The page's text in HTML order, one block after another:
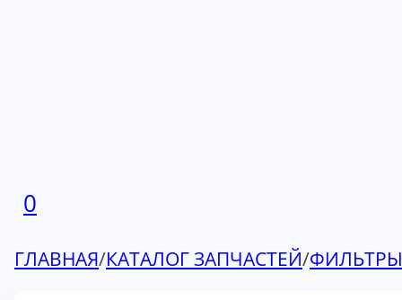
0
ГЛАВНАЯ/КАТАЛОГ ЗАПЧАСТЕЙ/ФИЛЬТРЫ